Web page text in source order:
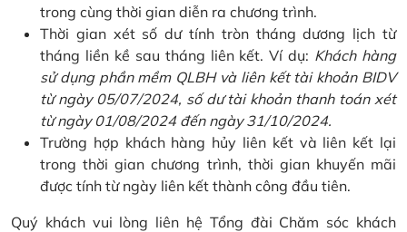
trong cùng thời gian diễn ra chương trình.
Thời gian xét số dư tính tròn tháng dương lịch từ
tháng liền kề sau tháng liên kết. Ví dụ: Khách hàng
sử dụng phần mềm QLBH và liên kết tài khoản BIDV
từ ngày 05/07/2024, số dư tài khoản thanh toán xét
từ ngày 01/08/2024 đến ngày 31/10/2024.
Trường hợp khách hàng hủy liên kết và liên kết lại
trong thời gian chương trình, thời gian khuyến mãi
được tính từ ngày liên kết thành công đầu tiên.
Quý khách vui lòng liên hệ Tổng đài Chăm sóc khách